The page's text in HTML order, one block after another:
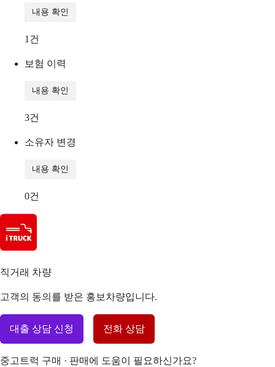
내용 확인
1 건
보험 이력
내용 확인
3건
소유자 변경
내용 확인
0건
직거래 차량
고객의 동의를 받은 홍보차량입니다.
대출 상담 신청 전화 상담
중고트럭 구매 · 판매에 도움이 필요하신가요?